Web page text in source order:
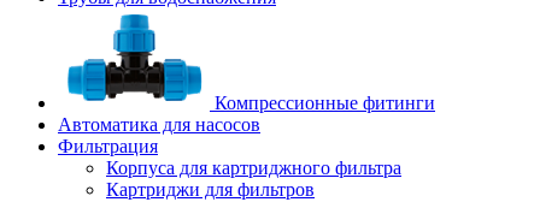
Компрессионные фитинги
Автоматика для насосов
Фильтрация
Корпуса для картриджного фильтра
Картриджи для фильтров